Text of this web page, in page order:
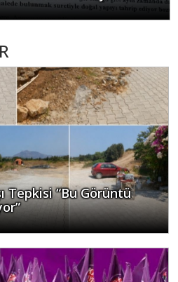
Tepkisi “Bu Görüntü